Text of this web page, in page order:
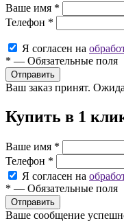
Ваше имя *
Телефон *
Я согласен на
* — Обязательные поля
Ваш заказ принят.
Купить в 1
Ваше имя *
Телефон *
Я согласен на
* — Обязательные поля
Ваше сообщение